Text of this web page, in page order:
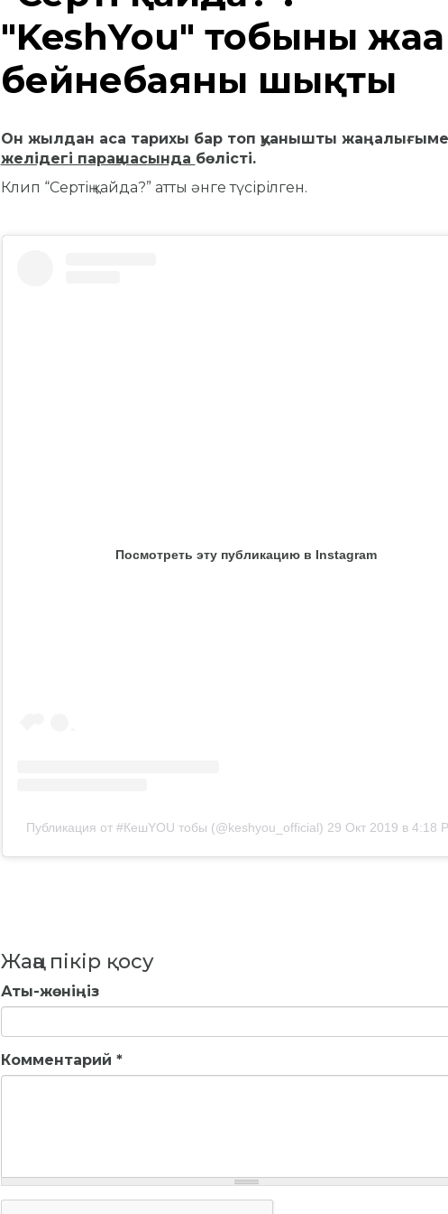
"KeshYou" тобының жаңа
бейнебаяны шықты
Он жылдан аса тарихы бар топ қуанышты
желідегі парақшаcында бөлісті.
Клип “Сертің қайда?” атты әнге түсірілген.
Посмотреть эту публикацию в Instagram
Публикация от #КешYOU тобы (@keshyou_official) 29 Окт 2019 в 4:18
Жаңа пікір қосу
Аты-жөніңіз
Комментарий *